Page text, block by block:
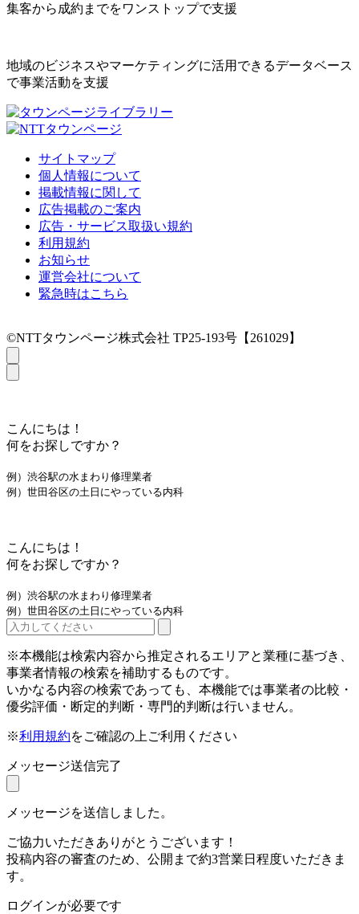
集客から成約までをワンストップで支援
地域のビジネスやマーケティングに活用できるデータベース
で事業活動を支援
サイトマップ
個人情報について
掲載情報に関して
広告掲載のご案内
広告・サービス取扱い規約
利用規約
お知らせ
運営会社について
緊急時はこちら
©NTTタウンページ株式会社 TP25-193号【261029】
こんにちは！
何をお探しですか？
例）渋谷駅の水まわり修理業者
例）世田谷区の土日にやっている内科
こんにちは！
何をお探しですか？
例）渋谷駅の水まわり修理業者
例）世田谷区の土日にやっている内科
※本機能は検索内容から推定されるエリアと業種に基づき、
事業者情報の検索を補助するものです。
いかなる内容の検索であっても、本機能では事業者の比較・
優劣評価・断定的判断・専門的判断は行いません。
※利用規約をご確認の上ご利用ください
メッセージ送信完了
メッセージを送信しました。
ご協力いただきありがとうございます！
投稿内容の審査のため、公開まで約3営業日程度いただきま
す。
ログインが必要です